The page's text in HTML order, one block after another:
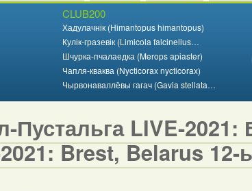
CLUB200
Хадулачнік (Himantopus himantopus)
Кулік-гразевік (Limicola falcinellus…
Шчурка-пчалаедка (Merops apiaster)
Чапля-кваква (Nycticorax nycticorax)
Чырвонаваллёвы гагач (Gavia stellata…
Пустальга LIVE-
Brest, Belarus